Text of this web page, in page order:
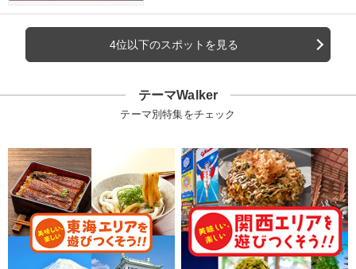
4位以下のスポットを見る
テーマWalker
テーマ別特集をチェック